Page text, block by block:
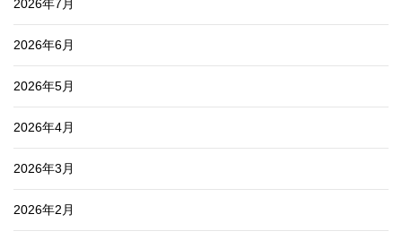
2026年7月
2026年6月
2026年5月
2026年4月
2026年3月
2026年2月